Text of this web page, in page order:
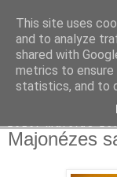
Moha
Majonézes
This site uses
and to analyze
shared with
metrics to ensure
statistics, and to